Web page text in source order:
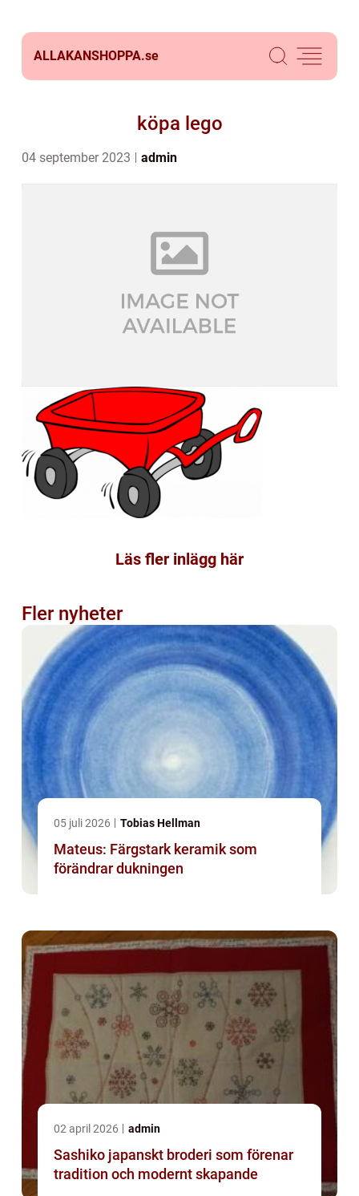
ALLAKANSHOPPA.se
köpa lego
04 september 2023 admin
Läs fler inlägg här
Fler nyheter
05 juli 2026 Tobias Hellman
Mateus: Färgstark keramik som
förändrar dukningen
02 april 2026 admin
Sashiko japanskt broderi som förenar
tradition och modernt skapande